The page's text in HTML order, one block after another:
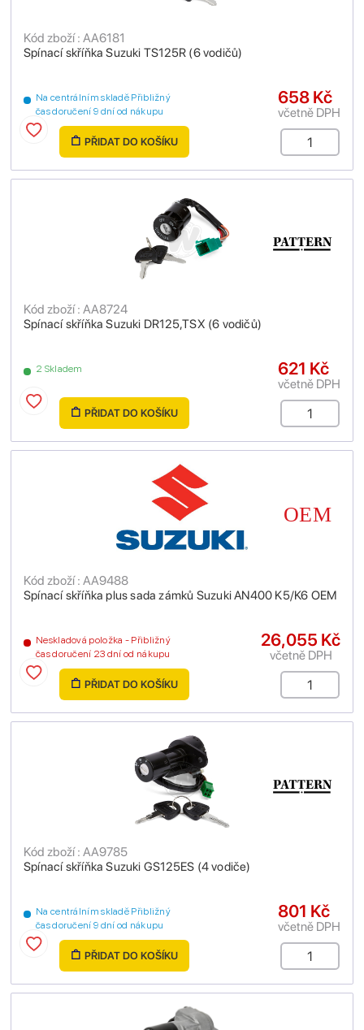
Spínací skříňka Suzuki TS125R (6 vodičů)
Kód zboží : AA6181
Na centrálním skladě Přibližný
čas doručení 9 dní od nákupu
658 Kč
včetně DPH
PŘIDAT DO KOŠÍKU
Spínací skříňka Suzuki DR125,TSX (6 vodičů)
Kód zboží : AA8724
2 Skladem 621 Kč
včetně DPH
PŘIDAT DO KOŠÍKU
Spínací skříňka plus sada zámků Suzuki AN400 K5/K6 OEM
Kód zboží : AA9488
Neskladová položka - Přibližný
čas doručení 23 dní od nákupu
26,055 Kč
včetně DPH
PŘIDAT DO KOŠÍKU
Spínací skříňka Suzuki GS125ES (4 vodiče)
Kód zboží : AA9785
Na centrálním skladě Přibližný
čas doručení 9 dní od nákupu
801 Kč
včetně DPH
PŘIDAT DO KOŠÍKU